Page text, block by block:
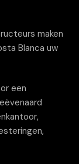
maken
Blanca uw
een